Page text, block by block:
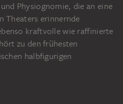
Physiognomie, die an eine
Theaters erinnernde
kraftvolle wie raffinierte
zu den frühesten
halbfigurigen